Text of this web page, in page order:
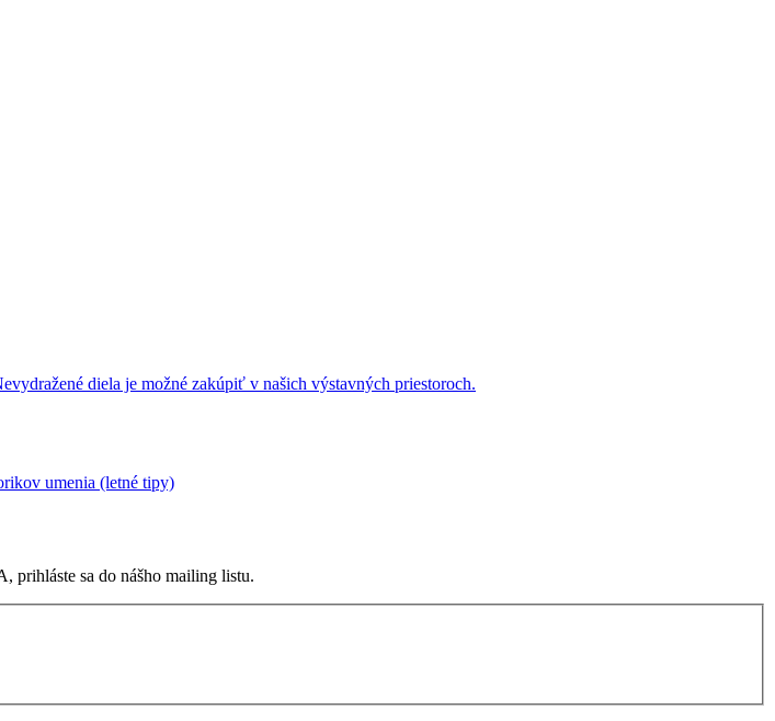
diela je možné zakúpiť v našich výstavných priestoroch.
prihláste sa do nášho mailing listu.